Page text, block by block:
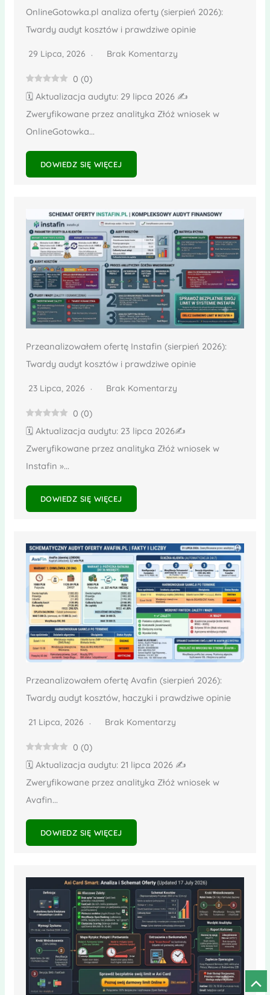
OnlineGotowka.pl analiza oferty (sierpień 2026):
Twardy audyt kosztów i prawdziwe opinie
29 Lipca, 2026 Brak Komentarzy
0 (0)
🗓️ Aktualizacja audytu: 29 lipca 2026 ✍️
Zweryfikowane przez analityka Złóż wniosek w
OnlineGotowka...
DOWIEDZ SIĘ WIĘCEJ
Przeanalizowałem ofertę Instafin (sierpień 2026):
Twardy audyt kosztów i prawdziwe opinie
23 Lipca, 2026 Brak Komentarzy
0 (0)
🗓️ Aktualizacja audytu: 23 lipca 2026✍️
Zweryfikowane przez analityka Złóż wniosek w
Instafin »...
DOWIEDZ SIĘ WIĘCEJ
Przeanalizowałem ofertę Avafin (sierpień 2026):
Twardy audyt kosztów, haczyki i prawdziwe opinie
21 Lipca, 2026 Brak Komentarzy
0 (0)
🗓️ Aktualizacja audytu: 21 lipca 2026 ✍️
Zweryfikowane przez analityka Złóż wniosek w
Avafin...
DOWIEDZ SIĘ WIĘCEJ